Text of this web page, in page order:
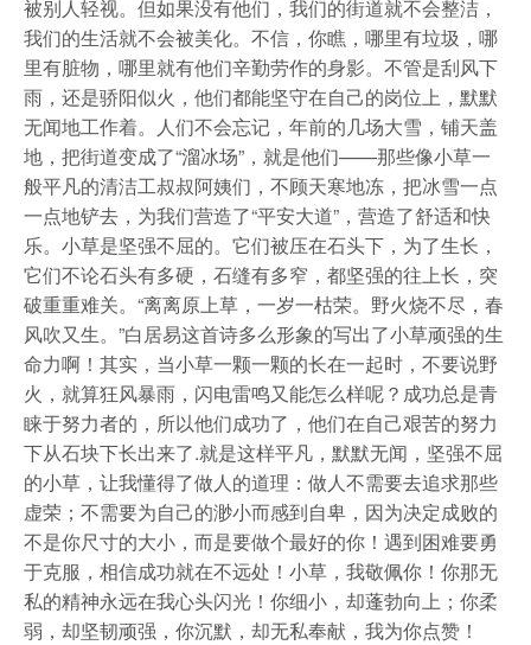
被别人轻视。但如果没有他们，我们的街道就不会整洁，
我们的生活就不会被美化。不信，你瞧，哪里有垃圾，哪
里有脏物，哪里就有他们辛勤劳作的身影。不管是刮风下
雨，还是骄阳似火，他们都能坚守在自己的岗位上，默默
无闻地工作着。人们不会忘记，年前的几场大雪，铺天盖
地，把街道变成了“溜冰场”，就是他们——那些像小草一
般平凡的清洁工叔叔阿姨们，不顾天寒地冻，把冰雪一点
一点地铲去，为我们营造了“平安大道”，营造了舒适和快
乐。小草是坚强不屈的。它们被压在石头下，为了生长，
它们不论石头有多硬，石缝有多窄，都坚强的往上长，突
破重重难关。“离离原上草，一岁一枯荣。野火烧不尽，春
风吹又生。”白居易这首诗多么形象的写出了小草顽强的生
命力啊！其实，当小草一颗一颗的长在一起时，不要说野
火，就算狂风暴雨，闪电雷鸣又能怎么样呢？成功总是青
睐于努力者的，所以他们成功了，他们在自己艰苦的努力
下从石块下长出来了.就是这样平凡，默默无闻，坚强不屈
的小草，让我懂得了做人的道理：做人不需要去追求那些
虚荣；不需要为自己的渺小而感到自卑，因为决定成败的
不是你尺寸的大小，而是要做个最好的你！遇到困难要勇
于克服，相信成功就在不远处！小草，我敬佩你！你那无
私的精神永远在我心头闪光！你细小，却蓬勃向上；你柔
弱，却坚韧顽强，你沉默，却无私奉献，我为你点赞！